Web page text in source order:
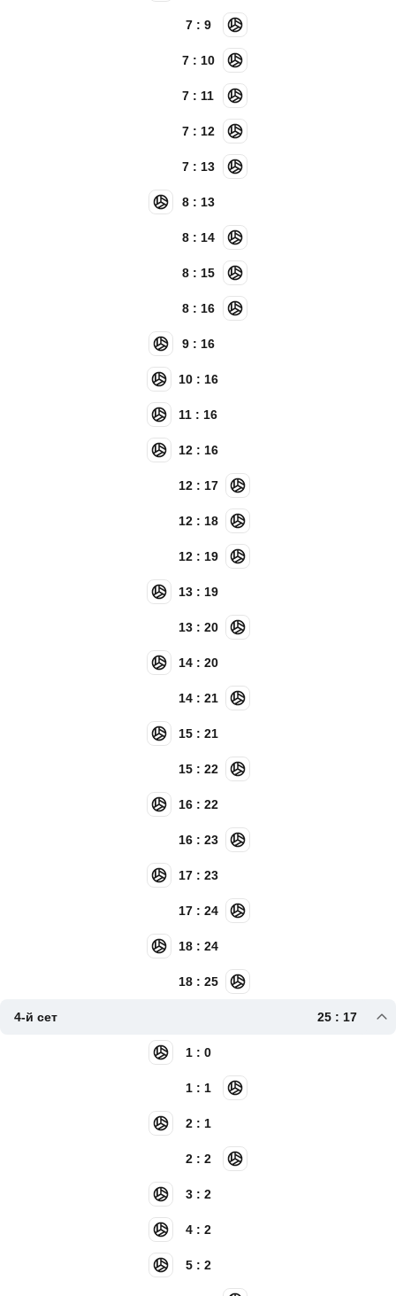
7 : 9
7 : 10
7 : 11
7 : 12
7 : 13
8 : 13
8 : 14
8 : 15
8 : 16
9 : 16
10 : 16
11 : 16
12 : 16
12 : 17
12 : 18
12 : 19
13 : 19
13 : 20
14 : 20
14 : 21
15 : 21
15 : 22
16 : 22
16 : 23
17 : 23
17 : 24
18 : 24
18 : 25
4-й сет 25 : 17
1 : 0
1 : 1
2 : 1
2 : 2
3 : 2
4 : 2
5 : 2